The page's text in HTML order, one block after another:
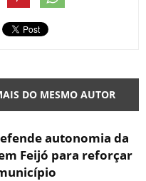
DO MESMO AUTOR
autonomia da
Feijó para reforçar